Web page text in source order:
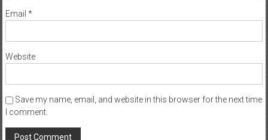
Save my name, email, and website in this browser for the next time